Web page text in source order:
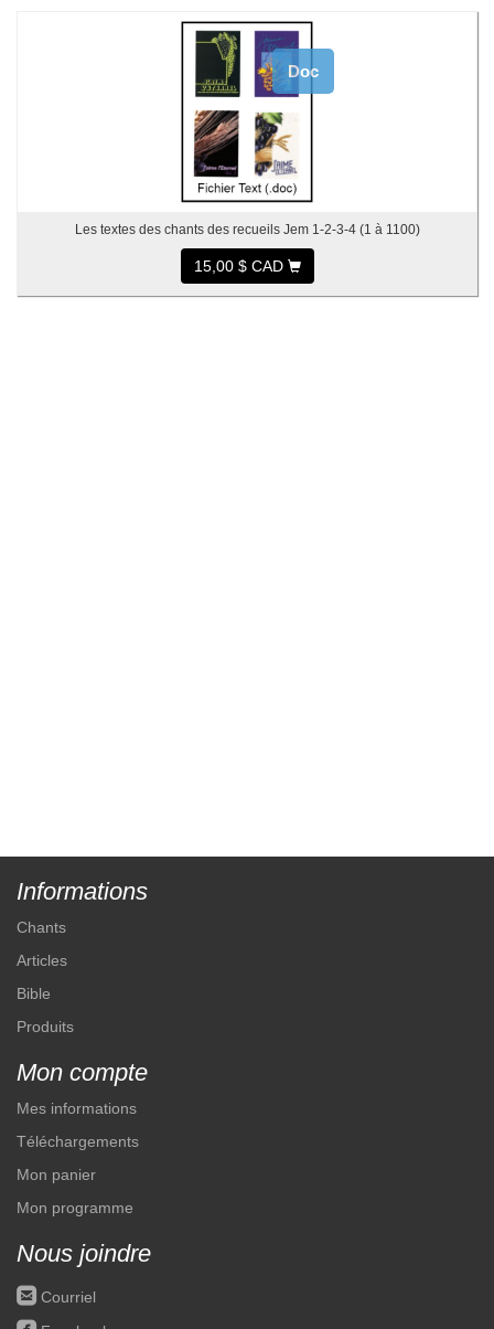
Doc
Les textes des chants des recueils Jem 1-2-3-4 (1 à 1100)
15,00 $ CAD
Informations
Chants
Articles
Bible
Produits
Mon compte
Mes informations
Téléchargements
Mon panier
Mon programme
Nous joindre
roundedemail Courriel